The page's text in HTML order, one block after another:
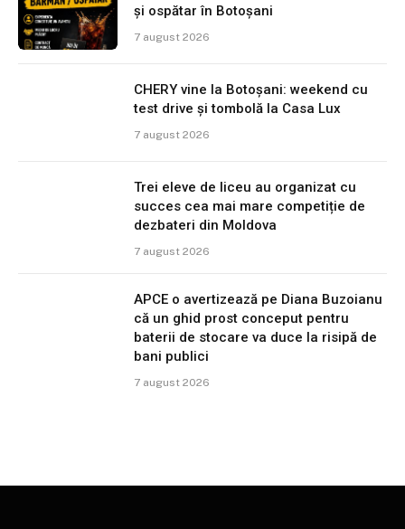
și ospătar în Botoșani
7 august 2026
CHERY vine la Botoșani: weekend cu
test drive și tombolă la Casa Lux
7 august 2026
Trei eleve de liceu au organizat cu
succes cea mai mare competiție de
dezbateri din Moldova
7 august 2026
APCE o avertizează pe Diana Buzoianu
că un ghid prost conceput pentru
baterii de stocare va duce la risipă de
bani publici
7 august 2026